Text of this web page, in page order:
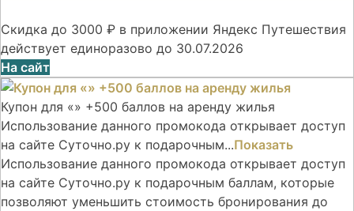
Скидка до 3000 ₽ в приложении Яндекс Путешествия
действует единоразово до 30.07.2026
На сайт
Купон для «» +500 баллов на аренду жилья
Использование данного промокода открывает доступ
на сайте Суточно.ру к подарочным...Показать
Использование данного промокода открывает доступ
на сайте Суточно.ру к подарочным баллам, которые
позволяют уменьшить стоимость бронирования до